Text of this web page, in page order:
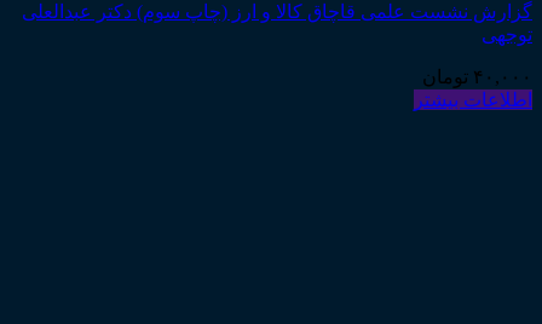
گزارش نشست علمی قاچاق کالا و ارز (چاپ سوم) دکتر عبدالعلی
توجهی
۴۰,۰۰۰ تومان
اطلاعات بیشتر